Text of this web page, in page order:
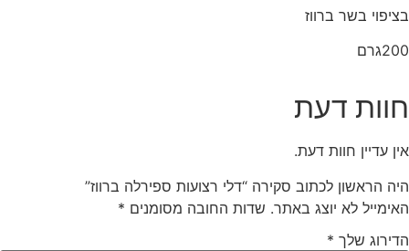
בציפוי בשר ברווז
200גרם
חוות דעת
אין עדיין חוות דעת.
היה הראשון לכתוב סקירה “דלי רצועות ספירלה ברווז”
האימייל לא יוצג באתר. שדות החובה מסומנים *
הדירוג שלך *